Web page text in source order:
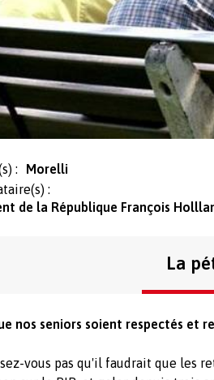
:
Morelli
:
de la République François
La
nos seniors soient respectés et
vous pas qu'il faudrait que les